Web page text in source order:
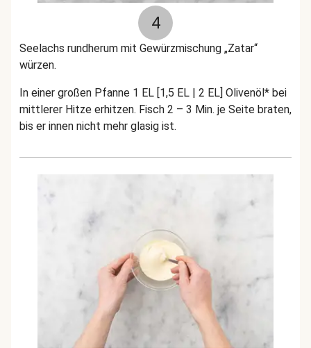
4
Seelachs rundherum mit Gewürzmischung „Zatar“
würzen.
In einer großen Pfanne 1 EL [1,5 EL | 2 EL] Olivenöl* bei
mittlerer Hitze erhitzen. Fisch 2 – 3 Min. je Seite braten,
bis er innen nicht mehr glasig ist.